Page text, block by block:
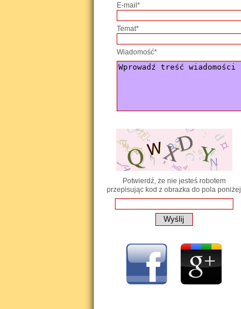
E-mail*
Temat*
Wiadomość*
Potwierdź, że nie jesteś robotem
przepisując kod z obrazka do pola poniżej